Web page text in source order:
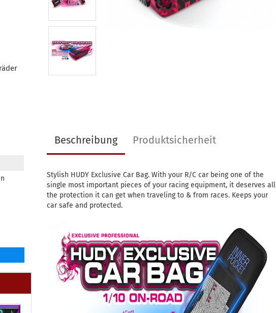
Beschreibung Produktsicherheit
Stylish HUDY Exclusive Car Bag. With your R/C car being one of the
single most important pieces of your racing equipment, it deserves all
the protection it can get when traveling to & from races. Keeps your
car safe and protected.